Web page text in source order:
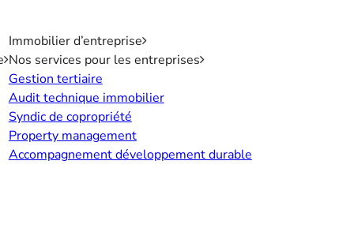
Immobilier d’entreprise
Nos services pour les entreprises
Gestion tertiaire
Audit technique immobilier
Syndic de copropriété
Property management
Accompagnement développement durable